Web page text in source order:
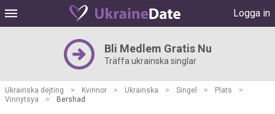
Logga in
Bli Medlem Gratis Nu
Träffa ukrainska singlar
Ukrainska dejting > Kvinnor > Ukrainska > Singel > Plats
>
Vinnytsya
> Bershad